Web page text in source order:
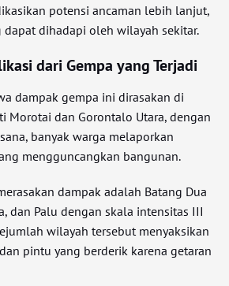
potensi ancaman lebih lanjut,
dapat dihadapi oleh wilayah sekitar.
dari Gempa yang Terjadi
dampak gempa ini dirasakan di
Morotai dan Gorontalo Utara, dengan
banyak warga melaporkan
mengguncangkan bangunan.
dampak adalah Batang Dua
dan Palu dengan skala intensitas III
wilayah tersebut menyaksikan
pintu yang berderik karena getaran